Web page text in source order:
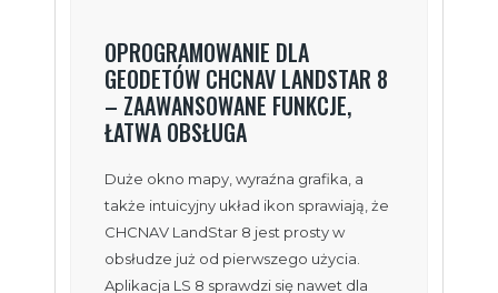
OPROGRAMOWANIE DLA
GEODETÓW CHCNAV LANDSTAR 8
– ZAAWANSOWANE FUNKCJE,
ŁATWA OBSŁUGA
Duże okno mapy, wyraźna grafika, a
także intuicyjny układ ikon sprawiają, że
CHCNAV LandStar 8 jest prosty w
obsłudze już od pierwszego użycia.
Aplikacja LS 8 sprawdzi się nawet dla